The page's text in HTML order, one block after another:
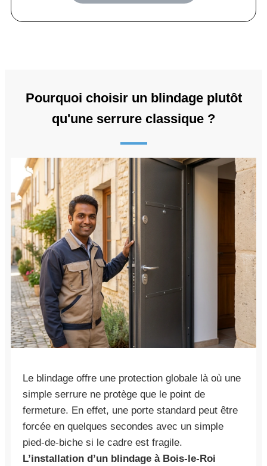
Pourquoi choisir un blindage plutôt
qu'une serrure classique ?
Le blindage offre une protection globale là où une
simple serrure ne protège que le point de
fermeture. En effet, une porte standard peut être
forcée en quelques secondes avec un simple
pied-de-biche si le cadre est fragile.
L’installation d’un blindage à Bois-le-Roi